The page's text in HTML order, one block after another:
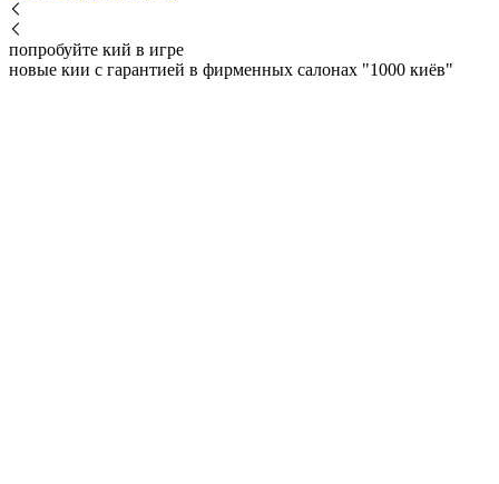
попробуйте кий в игре
новые кии с гарантией в фирменных салонах "1000 киёв"